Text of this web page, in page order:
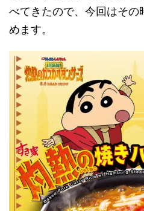
べてきたので、今回はその
めます。